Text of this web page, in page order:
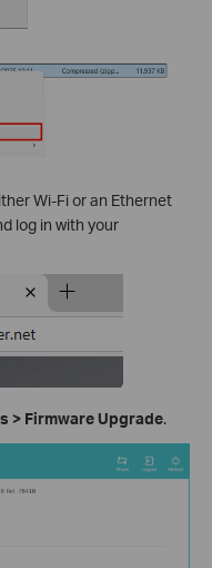
Wi-Fi or an Ethernet
log in with your
> Firmware Upgrade.